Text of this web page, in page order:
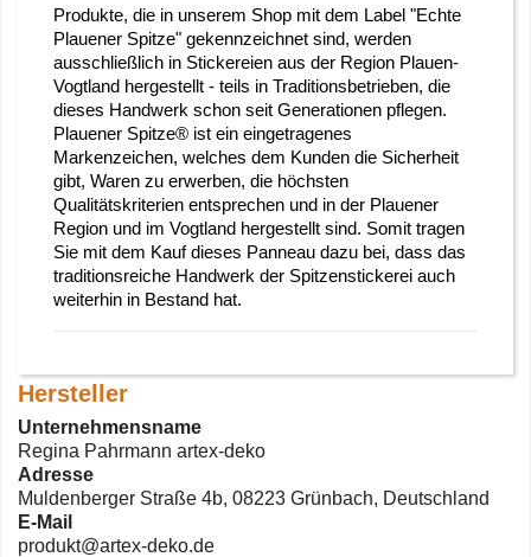
Produkte, die in unserem Shop mit dem Label "Echte
Plauener Spitze" gekennzeichnet sind, werden
ausschließlich in Stickereien aus der Region Plauen-
Vogtland hergestellt - teils in Traditionsbetrieben, die
dieses Handwerk schon seit Generationen pflegen.
Plauener Spitze® ist ein eingetragenes
Markenzeichen, welches dem Kunden die Sicherheit
gibt, Waren zu erwerben, die höchsten
Qualitätskriterien entsprechen und in der Plauener
Region und im Vogtland hergestellt sind. Somit tragen
Sie mit dem Kauf dieses Panneau dazu bei, dass das
traditionsreiche Handwerk der Spitzenstickerei auch
weiterhin in Bestand hat.
Hersteller
Unternehmensname
Regina Pahrmann artex-deko
Adresse
Muldenberger Straße 4b, 08223 Grünbach, Deutschland
E-Mail
produkt@artex-deko.de